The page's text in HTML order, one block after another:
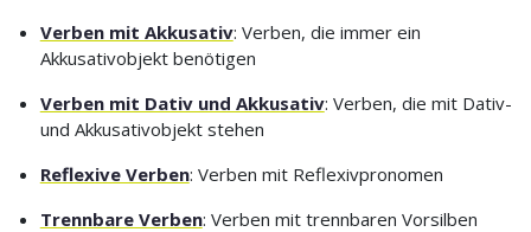
Verben mit Akkusativ: Verben, die immer ein
Akkusativobjekt benötigen
Verben mit Dativ und Akkusativ: Verben, die mit Dativ-
und Akkusativobjekt stehen
Reflexive Verben: Verben mit Reflexivpronomen
Trennbare Verben: Verben mit trennbaren Vorsilben